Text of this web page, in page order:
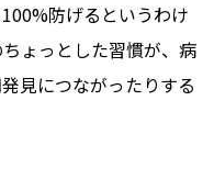
防げるというわけ
ょっとした習慣が、病
見につながったりする